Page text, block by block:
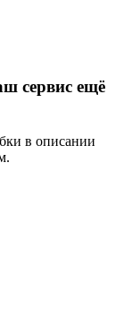
сервис ещё
в описании